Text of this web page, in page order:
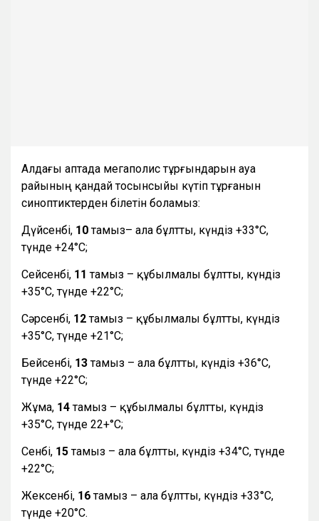
Алдағы аптада мегаполис тұрғындарын ауа
райының қандай тосынсыйы күтіп тұрғанын
синоптиктерден білетін боламыз:
Дүйсенбі, 10тамыз– ала бұлтты, күндіз +33°С,
түнде +24°С;
Сейсенбі, 11тамыз – құбылмалы бұлтты, күндіз
+35°С, түнде +22°С;
Сәрсенбі, 12тамыз – құбылмалы бұлтты, күндіз
+35°С, түнде +21°С;
Бейсенбі, 13тамыз – ала бұлтты, күндіз +36°С,
түнде +22°С;
Жұма, 14тамыз – құбылмалы бұлтты, күндіз
+35°С, түнде 22+°С;
Сенбі, 15тамыз – ала бұлтты, күндіз +34°С, түнде
+22°С;
Жексенбі, 16тамыз – ала бұлтты, күндіз +33°С,
түнде +20°С.